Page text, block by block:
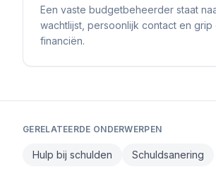
Een vaste budgetbeheerder staat
wachtlijst, persoonlijk contact en grip
financiën.
GERELATEERDE ONDERWERPEN
Hulp bij schulden Schuldsanering